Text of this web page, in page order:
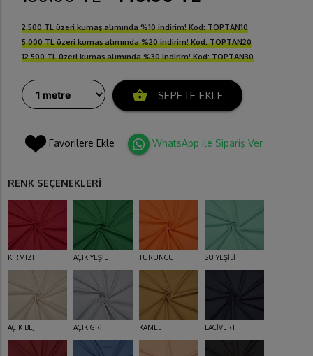
2.500 TL üzeri kumaş alımında %10 indirim! Kod: TOPTAN10
5.000 TL üzeri kumaş alımında %20 indirim! Kod: TOPTAN20
12.500 TL üzeri kumaş alımında %30 indirim! Kod: TOPTAN30
shopping_basket SEPETE EKLE
Favorilere Ekle WhatsApp ile Sipariş Ver
RENK SEÇENEKLERİ
KIRMIZI AÇIK YEŞİL TURUNCU SU YEŞİLİ
AÇIK BEJ AÇIK GRİ KAMEL LACİVERT